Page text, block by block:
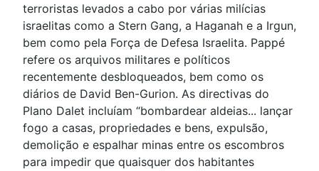
terroristas levados a cabo por várias milícias
israelitas como a Stern Gang, a Haganah e a Irgun,
bem como pela Força de Defesa Israelita. Pappé
refere os arquivos militares e políticos
recentemente desbloqueados, bem como os
diários de David Ben-Gurion. As directivas do
Plano Dalet incluíam “bombardear aldeias... lançar
fogo a casas, propriedades e bens, expulsão,
demolição e espalhar minas entre os escombros
para impedir que quaisquer dos habitantes